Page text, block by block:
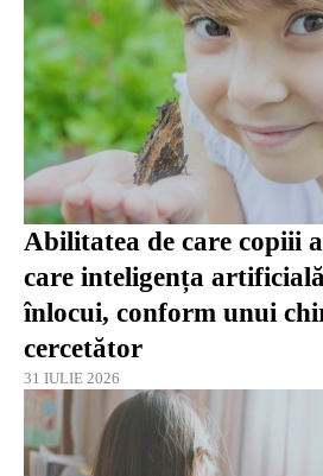
Abilitatea de care copiii
care inteligența
înlocui, conform unui
cercetător
31 IULIE 2026